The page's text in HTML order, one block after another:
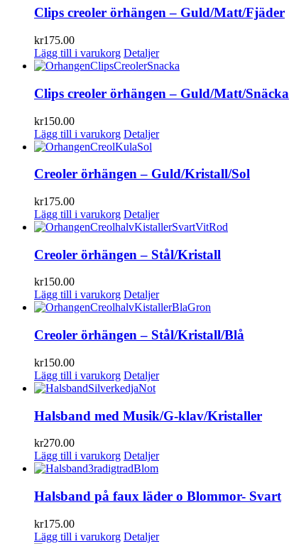
Clips creoler örhängen – Guld/Matt/Fjäder
kr175.00
Lägg till i varukorg Detaljer
Clips creoler örhängen – Guld/Matt/Snäcka
kr150.00
Lägg till i varukorg Detaljer
Creoler örhängen – Guld/Kristall/Sol
kr175.00
Lägg till i varukorg Detaljer
Creoler örhängen – Stål/Kristall
kr150.00
Lägg till i varukorg Detaljer
Creoler örhängen – Stål/Kristall/Blå
kr150.00
Lägg till i varukorg Detaljer
Halsband med Musik/G-klav/Kristaller
kr270.00
Lägg till i varukorg Detaljer
Halsband på faux läder o Blommor- Svart
kr175.00
Lägg till i varukorg Detaljer